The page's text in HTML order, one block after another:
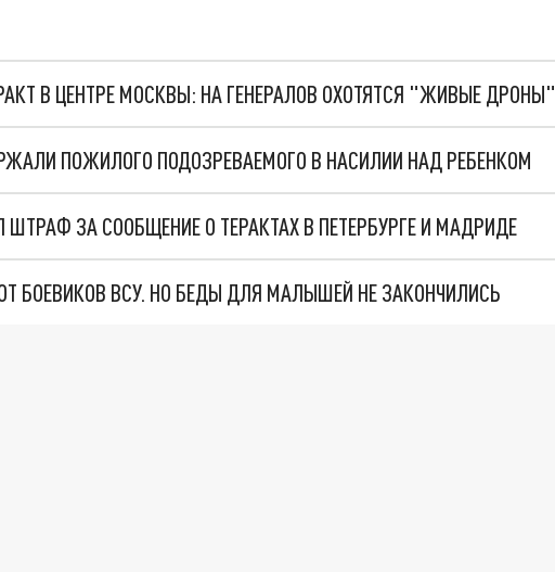
В ЦЕНТРЕ МОСКВЫ: НА ГЕНЕРАЛОВ ОХОТЯТСЯ "ЖИВЫЕ ДРОНЫ"
ПОЖИЛОГО ПОДОЗРЕВАЕМОГО В НАСИЛИИ НАД РЕБЕНКОМ
ЗА СООБЩЕНИЕ О ТЕРАКТАХ В ПЕТЕРБУРГЕ И МАДРИДЕ
БОЕВИКОВ ВСУ. НО БЕДЫ ДЛЯ МАЛЫШЕЙ НЕ ЗАКОНЧИЛИСЬ